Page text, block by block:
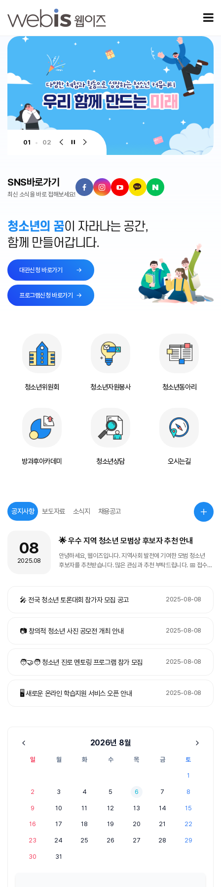
01 02 이전 슬라이드
슬라이드 정지
다음 슬라이드
SNS바로가기
최신 소식을 바로 접해보세요!
청소년의 꿈이 자라나는 공간,
함께 만들어갑니다.
대관신청 바로가기
프로그램신청 바로가기
청소년위원회 청소년자원봉사 청소년동아리
방과후아카데미 청소년상담 오시는길
공지사항 보도자료 소식지 채용공고
08
2025.08
🌟 우수 지역 청소년 모범상 후보자 추천 안내
안녕하세요, 웹이즈입니다. 지역사회 발전에 기여한 모범 청소년
후보자를 추천받습니다. 많은 관심과 추천 부탁드립니다. 📅 접수
🎤 전국 청소년 토론대회 참가자 모집 공고 2025-08-08
📷 창의적 청소년 사진 공모전 개최 안내 2025-08-08
🧑‍🤝‍🧑 청소년 진로 멘토링 프로그램 참가 모집 2025-08-08
🖥️ 새로운 온라인 학습지원 서비스 오픈 안내 2025-08-08
2026 8월
일 월 화 수 목 금 토
1
2 3 4 5 6 7 8
9 10 11 12 13 14 15
16 17 18 19 20 21 22
23 24 25 26 27 28 29
30 31